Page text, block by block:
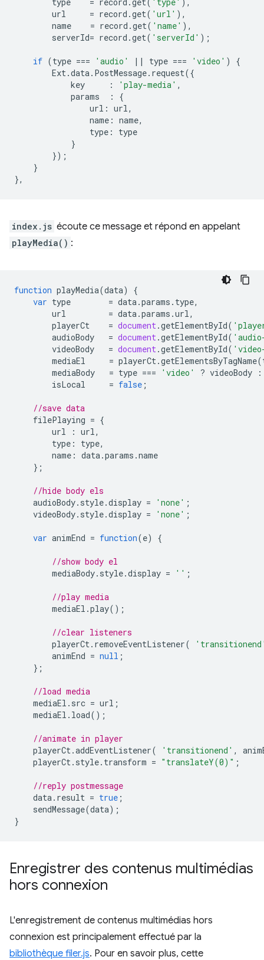
url
= record .get( 'url' ),
name
= record .get( 'name' ),
serverId= record .get( 'serverId' );
if (type === 'audio' || type === 'video' )
{
Ext.data. PostMessage. request({
key
: 'play-media' ,
params
:
{
url : url,
name : name,
type :
type
}
});
}
},
index.js écoute ce message et répond en appelant
playMedia() :
function playMedia(data)
{
var type = data.params . type,
url
= data.params .url,
playerCt
= document.getElementById(
audioBody
= document.getElementById(
videoBody
= document.getElementById(
mediaEl
= playerCt.getElementsByTagName(
mediaBody
= type === 'video' ? videoBody
:
isLocal
= false ;
//save data
filePlaying = {
url
: url,
type : type,
name : data.params .name
};
//hide body els
audioBody. style.display = 'none' ;
videoBody. style.display = 'none' ;
var animEnd = function(e) {
//show body el
mediaBody. style.display = '' ;
//play media
mediaEl .play();
//clear listeners
playerCt. removeEventListener(
animEnd = null ;
};
//load media
mediaEl . src = url ;
mediaEl . load();
//animate in player
playerCt.addEventListener( 'transitionend' ,
playerCt. style. transform = "translateY(0)" ;
//reply postmessage
data. result = true ;
sendMessage(data);
}
Enregistrer des contenus multimédias
hors connexion
L'enregistrement de contenus multimédias hors
connexion est principalement effectué par la
bibliothèque filer.js. Pour en savoir plus, cette